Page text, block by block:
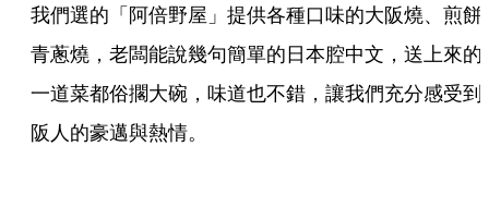
我們選的「阿倍野屋」提供各種口味的大阪燒、煎餅
青蔥燒，老闆能說幾句簡單的日本腔中文，送上來的
一道菜都俗擱大碗，味道也不錯，讓我們充分感受到
阪人的豪邁與熱情。